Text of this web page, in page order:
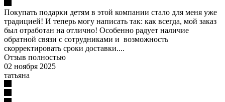
Покупать подарки детям в этой компании стало для меня уже
традицией! И теперь могу написать так: как всегда, мой заказ
был отработан на отлично! Особенно радует наличие
обратной связи с сотрудниками и возможность
скорректировать сроки доставки....
Отзыв полностью
02 ноября 2025
татьяна